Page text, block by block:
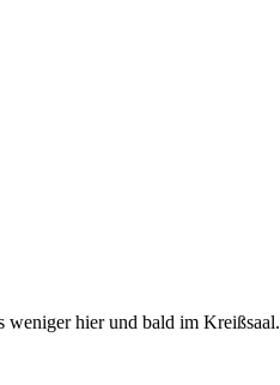
weniger hier und bald im Kreißsaal.